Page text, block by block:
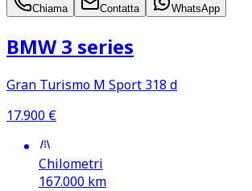
Chiama Contatta WhatsApp
BMW 3 series
Gran Turismo M Sport 318 d
17.900 €
Chilometri
167.000 km